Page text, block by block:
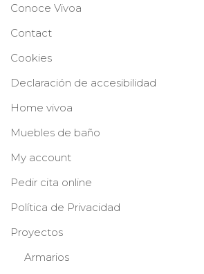
Conoce Vivoa
Contact
Cookies
Declaración de accesibilidad
Home vivoa
Muebles de baño
My account
Pedir cita online
Política de Privacidad
Proyectos
Armarios